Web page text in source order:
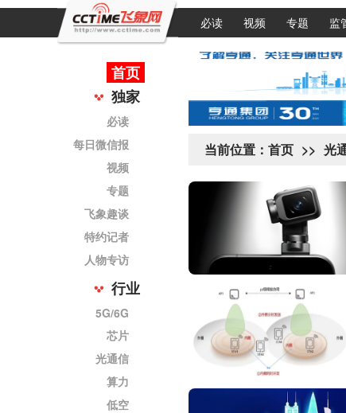
必读 视频 专题 监
首页
独家
必读
每日微信报
视频
专题
飞象趣谈
特约记者
人物专访
行业
5G/6G
芯片
光通信
算力
低空
当前位置： 首页 >> 光